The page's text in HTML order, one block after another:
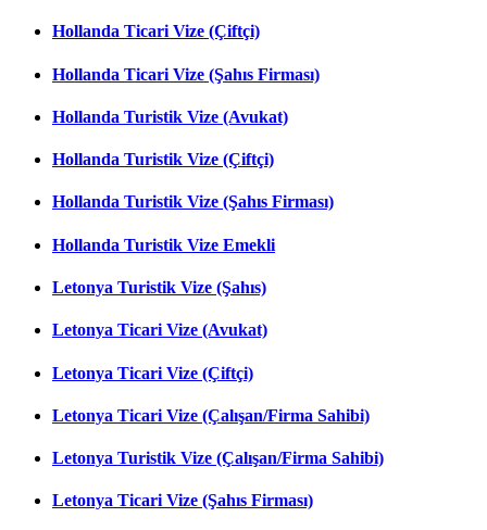
Hollanda Ticari Vize (Çiftçi)
Hollanda Ticari Vize (Şahıs Firması)
Hollanda Turistik Vize (Avukat)
Hollanda Turistik Vize (Çiftçi)
Hollanda Turistik Vize (Şahıs Firması)
Hollanda Turistik Vize Emekli
Letonya Turistik Vize (Şahıs)
Letonya Ticari Vize (Avukat)
Letonya Ticari Vize (Çiftçi)
Letonya Ticari Vize (Çalışan/Firma Sahibi)
Letonya Turistik Vize (Çalışan/Firma Sahibi)
Letonya Ticari Vize (Şahıs Firması)